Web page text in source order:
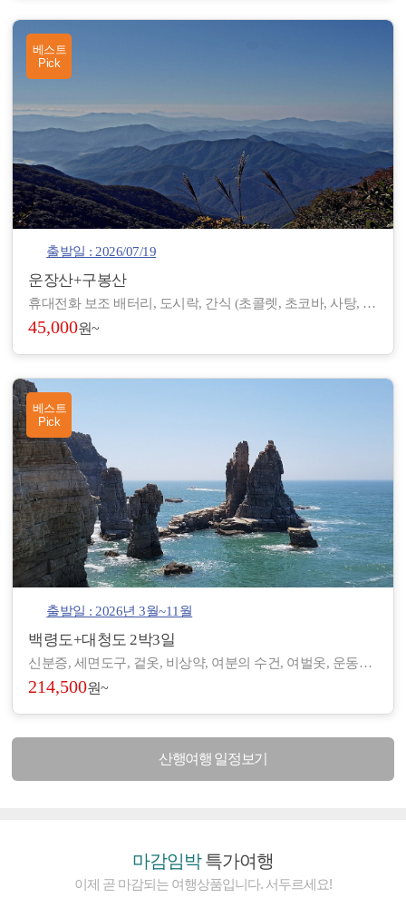
베스트
Pick
출발일 : 2026/07/19
운장산+구봉산
휴대전화 보조 배터리, 도시락, 간식 (초콜렛, 초코바, 사탕, 온수), 아이젠, 스틱, 랜턴, 장갑, 방한 재킷, 방한모, 무릎 보호대, 우의, 개인장비, 여벌 옷, 개인 상비약 등
45,000원~
베스트
Pick
출발일 : 2026년 3월~11월
백령도+대청도 2박3일
신분증, 세면도구, 겉옷, 비상약, 여분의 수건, 여벌옷, 운동화, 간편한 복장 등 - 도서/산간 지역으로 숙박 및 편의시설이 열악하여, 세면도구, 헤어드라이기 등이 제공되지 않습니다. (숙소에 따라 헤어드라이기가 비치된 곳도 있습니다.) - 아침/저녁으로 기온차가 있기 때문에 걸칠만한 겉옷을 준비해 주시기 바랍니다. - 장기적으로 복용하고 계신 약이 있으시면, 여유 있게 준비하시기 바랍니다. - 숙소 별로 수건은 하루에 1장씩 제공되나, 여분으로 하나씩 더 챙겨 오시면 좋습니다.
214,500원~
산행여행 일정보기
마감임박특가여행
이제 곧 마감되는 여행상품입니다. 서두르세요!